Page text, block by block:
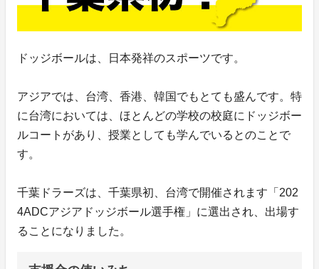
ドッジボールは、日本発祥のスポーツです。
アジアでは、台湾、香港、韓国でもとても盛んです。特
に台湾においては、ほとんどの学校の校庭にドッジボー
ルコートがあり、授業としても学んでいるとのことで
す。
千葉ドラーズは、千葉県初、台湾で開催されます「202
4ADCアジアドッジボール選手権」に選出され、出場す
ることになりました。